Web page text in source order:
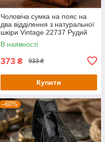
Чоловіча сумка на пояс на
два відділення з натуральної
шкіри Vintage 22737 Рудий
В наявності
373 ₴ 933 ₴
Купити
–60%